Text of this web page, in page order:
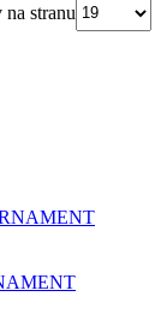
stranu